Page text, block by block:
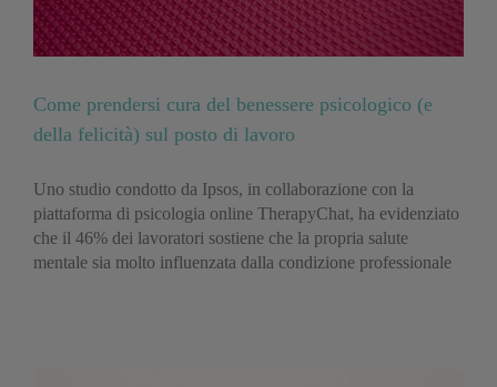
Come prendersi cura del benessere psicologico (e
della felicità) sul posto di lavoro
Uno studio condotto da Ipsos, in collaborazione con la
piattaforma di psicologia online TherapyChat, ha evidenziato
che il 46% dei lavoratori sostiene che la propria salute
mentale sia molto influenzata dalla condizione professionale